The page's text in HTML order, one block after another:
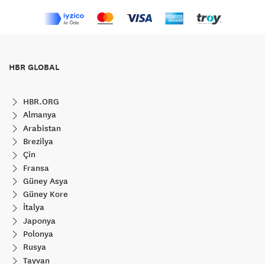
HBR GLOBAL
HBR.ORG
Almanya
Arabistan
Brezilya
Çin
Fransa
Güney Asya
Güney Kore
İtalya
Japonya
Polonya
Rusya
Tayvan